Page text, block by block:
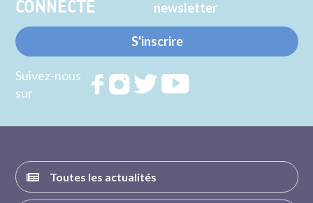
CONNECTE
newsletter
S'inscrire
Suivez-nous
sur
RejoignezRejoignezRejoignez
Toutes les actualités